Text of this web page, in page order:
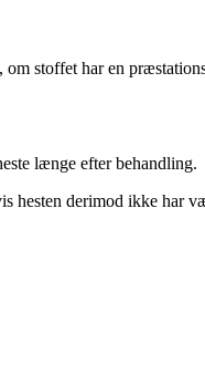
stoffet har en
længe efter behandling.
hesten derimod ikke har